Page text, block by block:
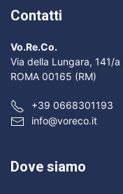
Contatti
Vo.Re.Co.
Via della Lungara, 141/a
ROMA 00165 (RM)
+39 0668301193
info@voreco.it
Dove siamo